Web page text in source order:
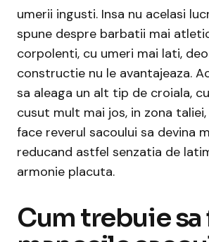
umerii ingusti. Insa nu acelasi
spune despre barbatii mai
corpolenti, cu umeri mai lati,
constructie nu le avantajeaza.
sa aleaga un alt tip de croiala,
cusut mult mai jos, in zona
face reverul sacoului sa devina
reducand astfel senzatia de
armonie placuta.
Cum trebuie sa